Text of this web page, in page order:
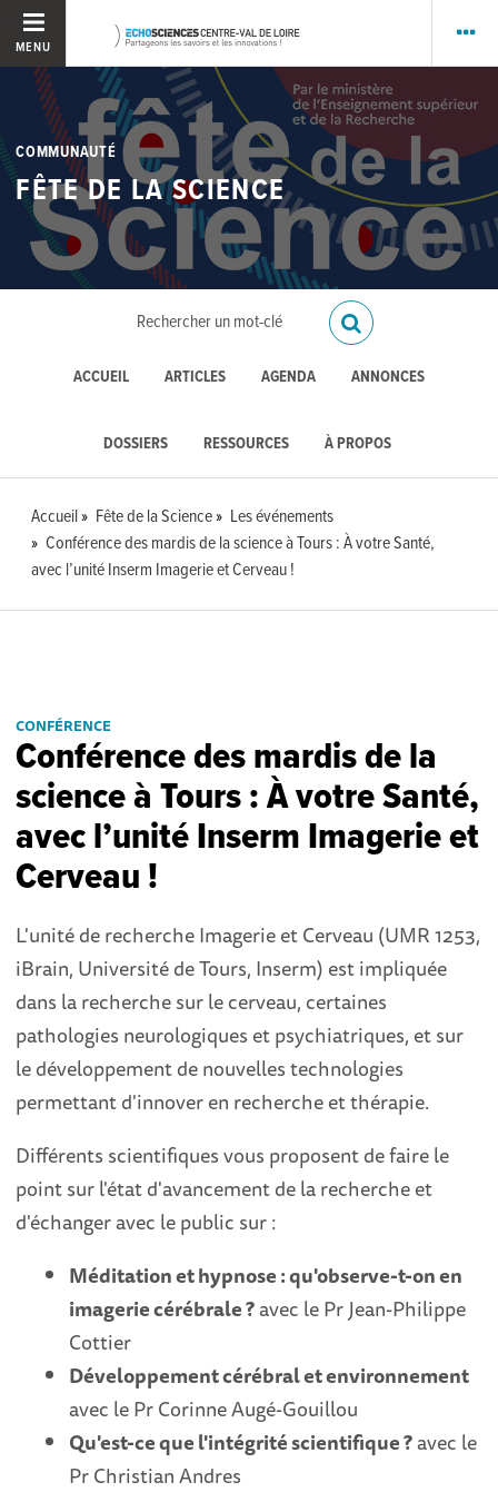
MENU
COMMUNAUTÉ
FÊTE DE LA SCIENCE
ACCUEIL ARTICLES AGENDA ANNONCES
DOSSIERS RESSOURCES À PROPOS
Accueil Fête de la Science
Les événements
Conférence des mardis de la science à Tours : À votre Santé,
avec l’unité Inserm Imagerie et Cerveau !
CONFÉRENCE
Conférence des mardis de la
science à Tours : À votre Santé,
avec l’unité Inserm Imagerie et
Cerveau !
L'unité de recherche Imagerie et Cerveau (UMR 1253,
iBrain, Université de Tours, Inserm) est impliquée
dans la recherche sur le cerveau, certaines
pathologies neurologiques et psychiatriques, et sur
le développement de nouvelles technologies
permettant d'innover en recherche et thérapie.
Différents scientifiques vous proposent de faire le
point sur l'état d'avancement de la recherche et
d'échanger avec le public sur :
Méditation et hypnose : qu'observe-t-on en
imagerie cérébrale ?avec le Pr Jean-Philippe
Cottier
Développement cérébral et environnement
avec le Pr Corinne Augé-Gouillou
Qu'est-ce que l'intégrité scientifique ?avec le
Pr Christian Andres